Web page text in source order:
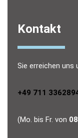
Kontakt
Sie erreichen uns
+49 711
(Mo. bis Fr. von